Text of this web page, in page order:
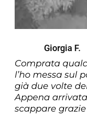
Giorgia F.
Comprata
l’ho messa sul
già due volte
Appena
scappare